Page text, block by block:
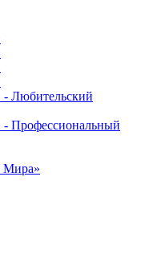
Любительский
Профессиональный
Мира»